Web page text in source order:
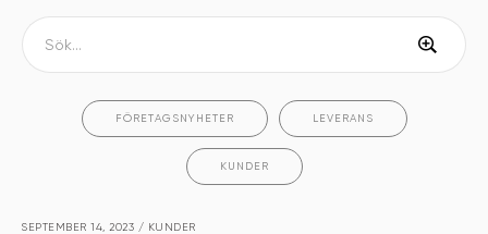
FÖRETAGSNYHETER LEVERANS
KUNDER
SEPTEMBER 14, 2023 / KUNDER